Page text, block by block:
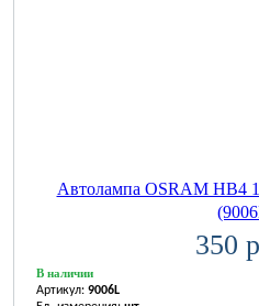
Автолампа OSRAM НВ4
350
В наличии
Артикул: 9006L